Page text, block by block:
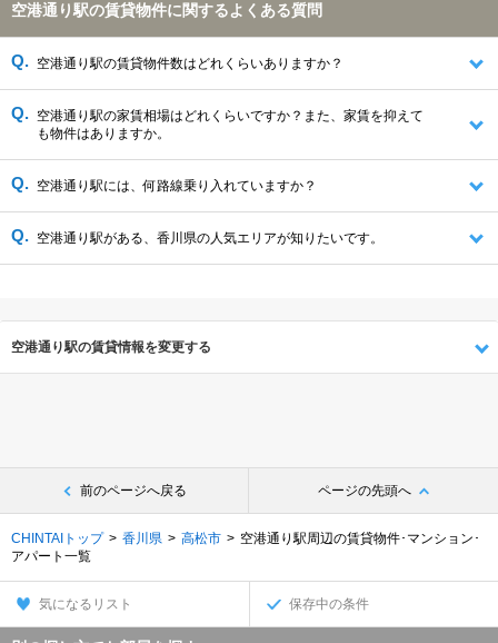
空港通り駅の賃貸物件に関するよくある質問
空港通り駅の賃貸物件数はどれくらいありますか？
空港通り駅の家賃相場はどれくらいですか？また、家賃を抑えて
も物件はありますか。
空港通り駅には、何路線乗り入れていますか？
空港通り駅がある、香川県の人気エリアが知りたいです。
空港通り駅の賃貸情報を変更する
前のページへ戻る ページの先頭へ
CHINTAIトップ 香川県 高松市
空港通り駅周辺の賃貸物件･マンション･
アパート一覧
気になるリスト 保存中の条件